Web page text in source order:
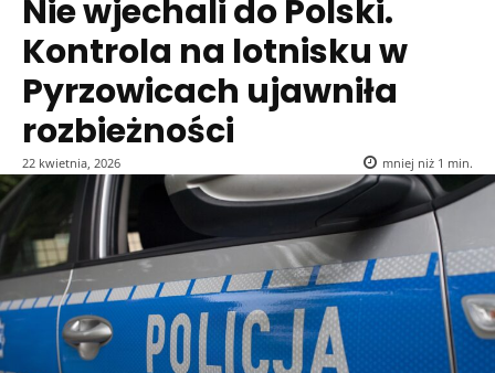
Nie wjechali do Polski.
Kontrola na lotnisku w
Pyrzowicach ujawniła
rozbieżności
22 kwietnia, 2026 mniej niż 1 min.